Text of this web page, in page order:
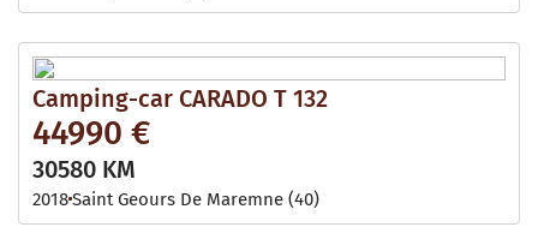
Camping-car CARADO T 132
44990 €
30580 KM
2018Saint Geours De Maremne (40)